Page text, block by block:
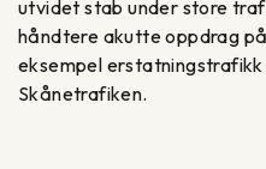
utvidet stab under store
håndtere akutte oppdrag
eksempel
Skånetrafiken.